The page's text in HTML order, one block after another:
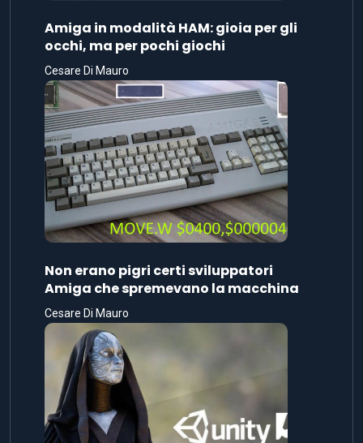
Amiga in modalità HAM: gioia per gli
occhi, ma per pochi giochi
Cesare Di Mauro
Non erano pigri certi sviluppatori
Amiga che spremevano la macchina
Cesare Di Mauro